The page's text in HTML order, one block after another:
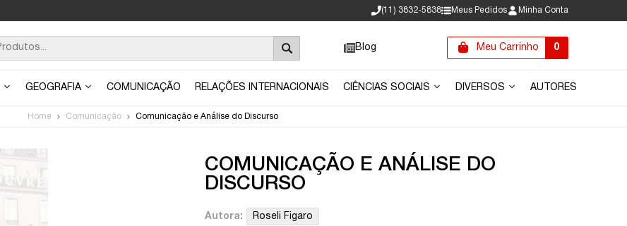
(11) 3832-5838 Meus Pedidos Minha Conta
Blog Meu Carrinho 0
GEOGRAFIA COMUNICAÇÃO RELAÇÕES INTERNACIONAIS CIÊNCIAS SOCIAIS DIVERSOS AUTORES
Home Comunicação Comunicação e Análise do Discurso
COMUNICAÇÃO E ANÁLISE DO
DISCURSO
Autora: Roseli Figaro